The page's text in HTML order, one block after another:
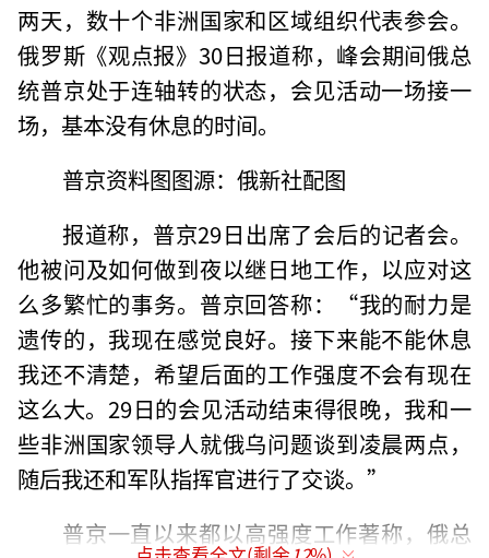
两天，数十个非洲国家和区域组织代表参会。
俄罗斯《观点报》30日报道称，峰会期间俄总
统普京处于连轴转的状态，会见活动一场接一
场，基本没有休息的时间。
普京资料图图源：俄新社配图
报道称，普京29日出席了会后的记者会。
他被问及如何做到夜以继日地工作，以应对这
么多繁忙的事务。普京回答称：“我的耐力是
遗传的，我现在感觉良好。接下来能不能休息
我还不清楚，希望后面的工作强度不会有现在
这么大。29日的会见活动结束得很晚，我和一
些非洲国家领导人就俄乌问题谈到凌晨两点，
随后我还和军队指挥官进行了交谈。”
普京一直以来都以高强度工作著称，俄总